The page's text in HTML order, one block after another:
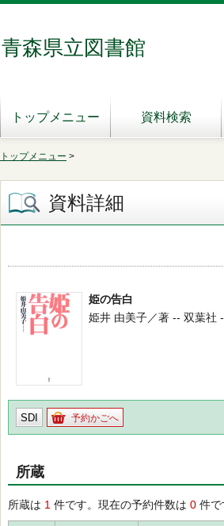
青森県立図書館
トップメニュー 資料検索
トップメニュー >
資料詳細
姫の告白
姫井 由美子／著 -- 双葉社
SDI 予約かごへ
所蔵
所蔵は 1 件です。現在の予約件数は 0 件で